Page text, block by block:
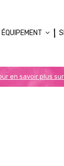
ÉQUIPEMENT
en savoir plus